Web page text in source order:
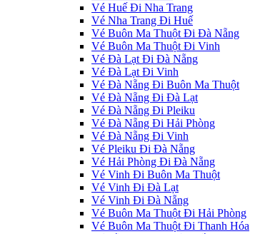
Vé Huế Đi Nha Trang
Vé Nha Trang Đi Huế
Vé Buôn Ma Thuột Đi Đà Nẵng
Vé Buôn Ma Thuột Đi Vinh
Vé Đà Lạt Đi Đà Nẵng
Vé Đà Lạt Đi Vinh
Vé Đà Nẵng Đi Buôn Ma Thuột
Vé Đà Nẵng Đi Đà Lạt
Vé Đà Nẵng Đi Pleiku
Vé Đà Nẵng Đi Hải Phòng
Vé Đà Nẵng Đi Vinh
Vé Pleiku Đi Đà Nẵng
Vé Hải Phòng Đi Đà Nẵng
Vé Vinh Đi Buôn Ma Thuột
Vé Vinh Đi Đà Lạt
Vé Vinh Đi Đà Nẵng
Vé Buôn Ma Thuột Đi Hải Phòng
Vé Buôn Ma Thuột Đi Thanh Hóa